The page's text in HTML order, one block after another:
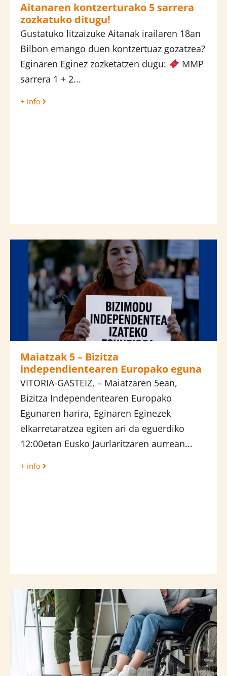
Aitanaren kontzerturako 5 sarrera
zozkatuko ditugu!
Gustatuko litzaizuke Aitanak irailaren 18an
Bilbon emango duen kontzertuaz gozatzea?
Eginaren Eginez zozketatzen dugu:
MMP
sarrera 1 + 2...
+ info
Maiatzak 5 – Bizitza
independientearen Europako eguna
VITORIA-GASTEIZ. – Maiatzaren 5ean,
Bizitza Independentearen Europako
Egunaren harira, Eginaren Eginezek
elkarretaratzea egiten ari da eguerdiko
12:00etan Eusko Jaurlaritzaren aurrean...
+ info